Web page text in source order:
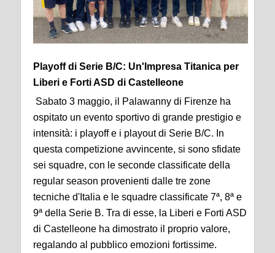
Playoff di Serie B/C: Un'Impresa Titanica per
Liberi e Forti ASD di Castelleone
Sabato 3 maggio, il Palawanny di Firenze ha
ospitato un evento sportivo di grande prestigio e
intensità: i playoff e i playout di Serie B/C. In
questa competizione avvincente, si sono sfidate
sei squadre, con le seconde classificate della
regular season provenienti dalle tre zone
tecniche d'Italia e le squadre classificate 7ª, 8ª e
9ª della Serie B. Tra di esse, la Liberi e Forti ASD
di Castelleone ha dimostrato il proprio valore,
regalando al pubblico emozioni fortissime.